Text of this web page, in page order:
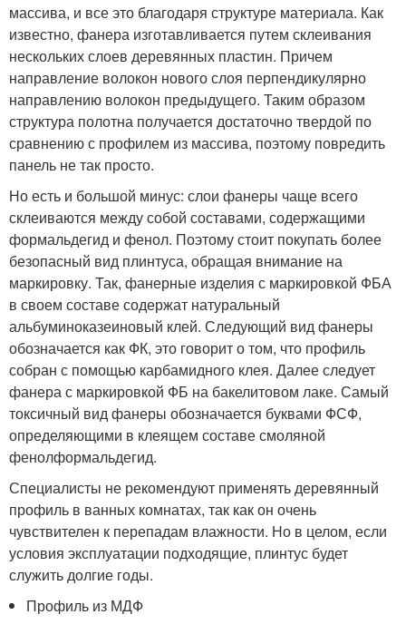
массива, и все это благодаря структуре материала. Как
известно, фанера изготавливается путем склеивания
нескольких слоев деревянных пластин. Причем
направление волокон нового слоя перпендикулярно
направлению волокон предыдущего. Таким образом
структура полотна получается достаточно твердой по
сравнению с профилем из массива, поэтому повредить
панель не так просто.
Но есть и большой минус: слои фанеры чаще всего
склеиваются между собой составами, содержащими
формальдегид и фенол. Поэтому стоит покупать более
безопасный вид плинтуса, обращая внимание на
маркировку. Так, фанерные изделия с маркировкой ФБА
в своем составе содержат натуральный
альбуминоказеиновый клей. Следующий вид фанеры
обозначается как ФК, это говорит о том, что профиль
собран с помощью карбамидного клея. Далее следует
фанера с маркировкой ФБ на бакелитовом лаке. Самый
токсичный вид фанеры обозначается буквами ФСФ,
определяющими в клеящем составе смоляной
фенолформальдегид.
Специалисты не рекомендуют применять деревянный
профиль в ванных комнатах, так как он очень
чувствителен к перепадам влажности. Но в целом, если
условия эксплуатации подходящие, плинтус будет
служить долгие годы.
Профиль из МДФ